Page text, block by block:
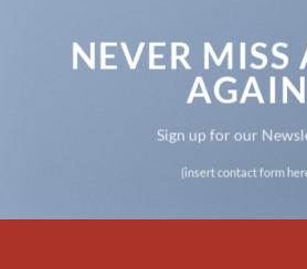
NEVER MISS
AGAIN
Sign up for our
(insert contact form